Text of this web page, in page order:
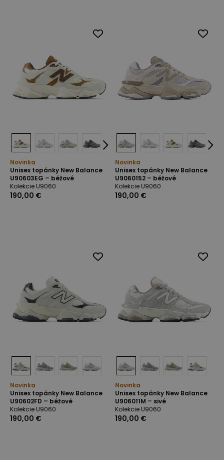
Novinka
Unisex topánky New Balance
U90603EG – béžové
Kolekcie U9060
190,00 €
Novinka
Unisex topánky New Balance
U9060152 – béžové
Kolekcie U9060
190,00 €
Novinka
Unisex topánky New Balance
U90602FD – béžové
Kolekcie U9060
190,00 €
Novinka
Unisex topánky New Balance
U906011M – sivé
Kolekcie U9060
190,00 €